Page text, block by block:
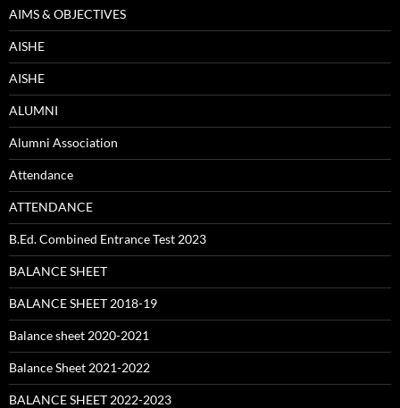
AIMS & OBJECTIVES
AISHE
AISHE
ALUMNI
Alumni Association
Attendance
ATTENDANCE
B.Ed. Combined Entrance Test 2023
BALANCE SHEET
BALANCE SHEET 2018-19
Balance sheet 2020-2021
Balance Sheet 2021-2022
BALANCE SHEET 2022-2023